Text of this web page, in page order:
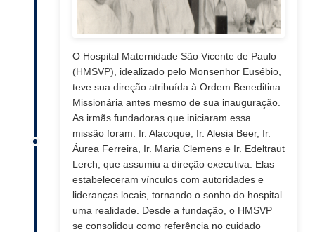
O Hospital Maternidade São Vicente de Paulo
(HMSVP), idealizado pelo Monsenhor Eusébio,
teve sua direção atribuída à Ordem Beneditina
Missionária antes mesmo de sua inauguração.
As irmãs fundadoras que iniciaram essa
missão foram: Ir. Alacoque, Ir. Alesia Beer, Ir.
Áurea Ferreira, Ir. Maria Clemens e Ir. Edeltraut
Lerch, que assumiu a direção executiva. Elas
estabeleceram vínculos com autoridades e
lideranças locais, tornando o sonho do hospital
uma realidade. Desde a fundação, o HMSVP
se consolidou como referência no cuidado